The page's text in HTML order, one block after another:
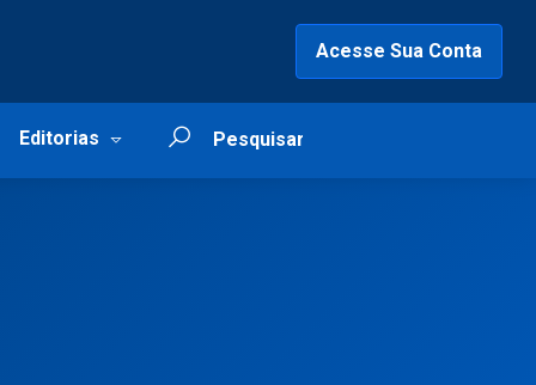
Acesse Sua Conta
Editorias